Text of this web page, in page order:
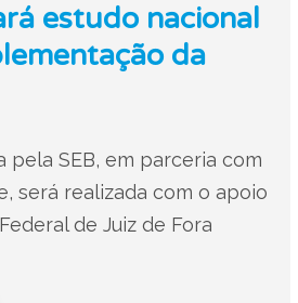
estudo nacional
da
pela SEB, em parceria com
será realizada com o apoio
de Juiz de Fora